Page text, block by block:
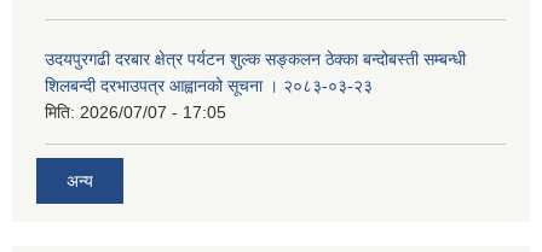
उदयपुरगढी दरबार क्षेत्र पर्यटन शुल्क सङ्कलन ठेक्का बन्दोबस्ती सम्बन्धी
शिलबन्दी दरभाउपत्र आह्वानको सूचना । २०८३-०३-२३
मिति: 2026/07/07 - 17:05
अन्य